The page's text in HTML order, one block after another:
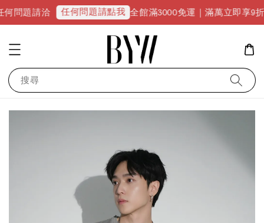
洽 任何問題請點我 全館滿3000免運｜滿萬立即享9折優惠並
搜尋